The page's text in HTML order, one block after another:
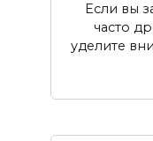
Если вы
часто
уделите